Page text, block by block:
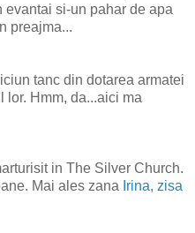
evantai si-un pahar de apa
preajma...
tanc din dotarea armatei
lor. Hmm, da...aici ma
in The Silver Church.
Mai ales zana Irina, zisa